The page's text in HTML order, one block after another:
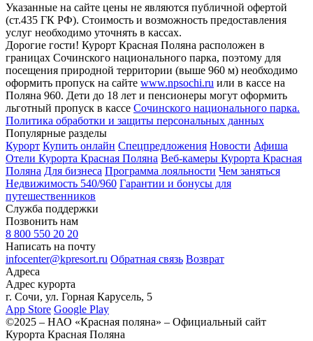
Указанные на сайте цены не являются публичной офертой
(ст.435 ГК РФ). Стоимость и возможность предоставления
услуг необходимо уточнять в кассах.
Дорогие гости! Курорт Красная Поляна расположен в
границах Сочинского национального парка, поэтому для
посещения природной территории (выше 960 м) необходимо
оформить пропуск на сайте www.npsochi.ru или в кассе на
Поляна 960. Дети до 18 лет и пенсионеры могут оформить
льготный пропуск в кассе Сочинского национального парка.
Политика обработки и защиты персональных данных
Популярные разделы
Курорт Купить онлайн Спецпредложения Новости Афиша
Отели Курорта Красная Поляна Веб-камеры Курорта Красная
Поляна Для бизнеса Программа лояльности Чем заняться
Недвижимость 540/960 Гарантии и бонусы для
путешественников
Служба поддержки
Позвонить нам
8 800 550 20 20
Написать на почту
infocenter@kpresort.ru Обратная связь Возврат
Адреса
Адрес курорта
г. Сочи, ул. Горная Карусель, 5
App Store Google Play
©2025 – НАО «Красная поляна» – Официальный сайт
Курорта Красная Поляна